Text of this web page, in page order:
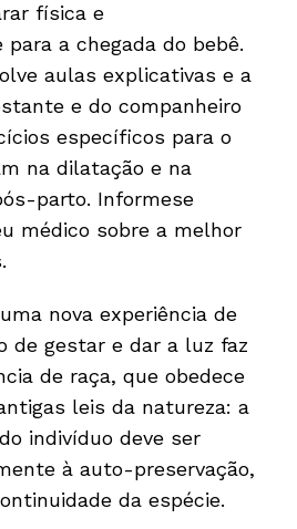
física e
a chegada do bebê.
aulas explicativas e a
e do companheiro
específicos para o
na dilatação e na
parto. Informese
médico sobre a melhor
nova experiência de
de gestar e dar a luz faz
de raça, que obedece
leis da natureza: a
indivíduo deve ser
à auto-preservação,
da espécie.